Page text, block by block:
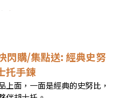
閃購/集點送: 經典史努
托手鍊
上面，一面是經典的史努比，